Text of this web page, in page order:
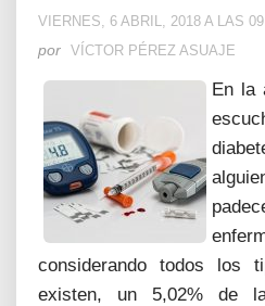
VIERNES, 6 ABRIL, 2018 A LAS
por VÍCTOR PÉREZ ASUAJE
En la
considerando todos los
existen, un 5,02% de